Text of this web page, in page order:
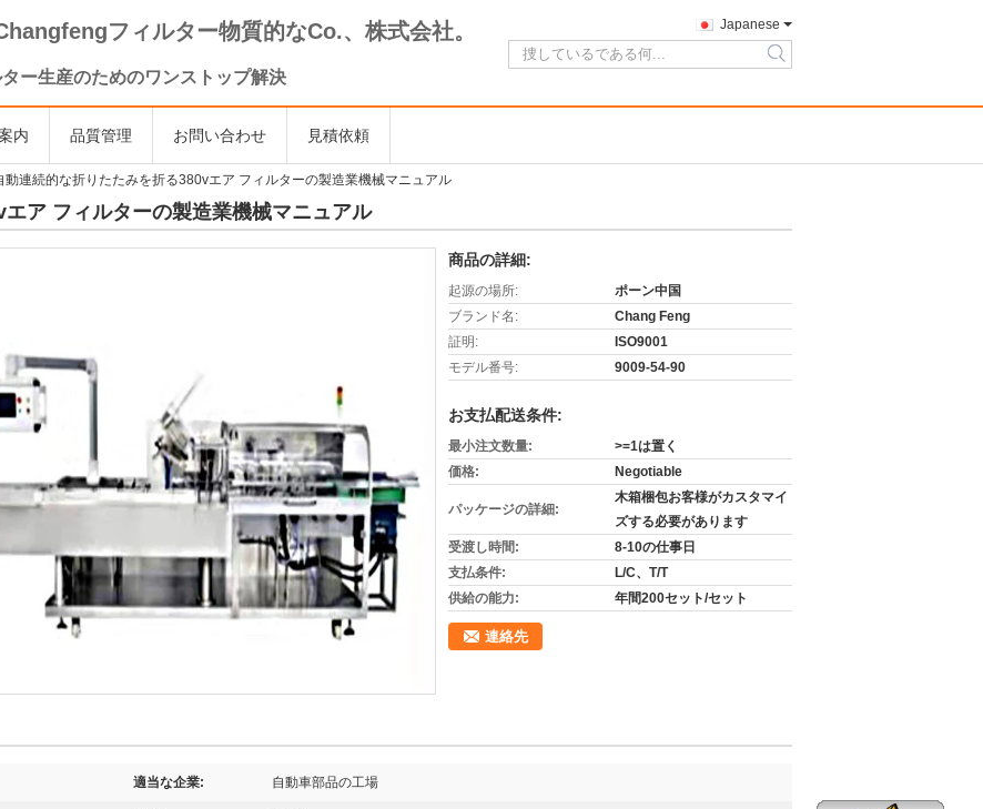
フィルター物質的なCo.、株式会社。
ー生産のためのワンストップ解決
Japanese
search
内 品質管理 お問い合わせ 見積依頼
動連続的な折りたたみを折る380vエア フィルターの製造業機械マニュアル
ア フィルターの製造業機械マニュアル
商品の詳細:
起源の場所:
ポーン中国
ブランド名:
Chang Feng
証明:
ISO9001
モデル番号:
9009-54-90
お支払配送条件:
最小注文数量:
>=1は置く
価格:
Negotiable
パッケージの詳細:
木箱梱包お客様がカスタマイ
ズする必要があります
受渡し時間:
8-10の仕事日
支払条件:
L/C、T/T
供給の能力:
年間200セット/セット
連絡先
適当な企業: 自動車部品の工場